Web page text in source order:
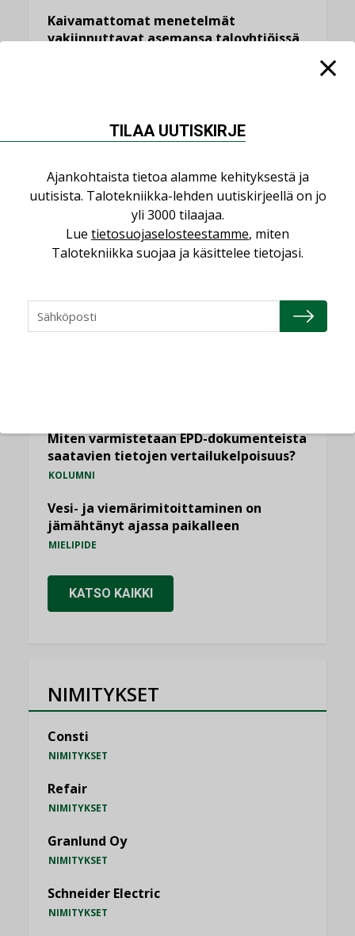
Kaivamattomat menetelmät
vakiinnuttavat asemansa taloyhtiöissä
NÄKÖKULMIA
Puheista tekoihin – uusin teknologia
käyttöön kiinteistöissä
Sähköistäminen säästää euroja
KOLUMNI
Miten varmistetaan EPD-dokumenteista
saatavien tietojen vertailukelpoisuus?
KOLUMNI
Vesi- ja viemärimitoittaminen on
jämähtänyt ajassa paikalleen
MIELIPIDE
KATSO KAIKKI
NIMITYKSET
Consti
NIMITYKSET
Refair
NIMITYKSET
Granlund Oy
NIMITYKSET
Schneider Electric
NIMITYKSET
TILAA UUTISKIRJE
Ajankohtaista tietoa alamme kehityksestä ja
uutisista. Talotekniikka-lehden uutiskirjeellä on jo
yli 3000 tilaajaa.
Lue tietosuojaselosteestamme, miten
Talotekniikka suojaa ja käsittelee tietojasi.